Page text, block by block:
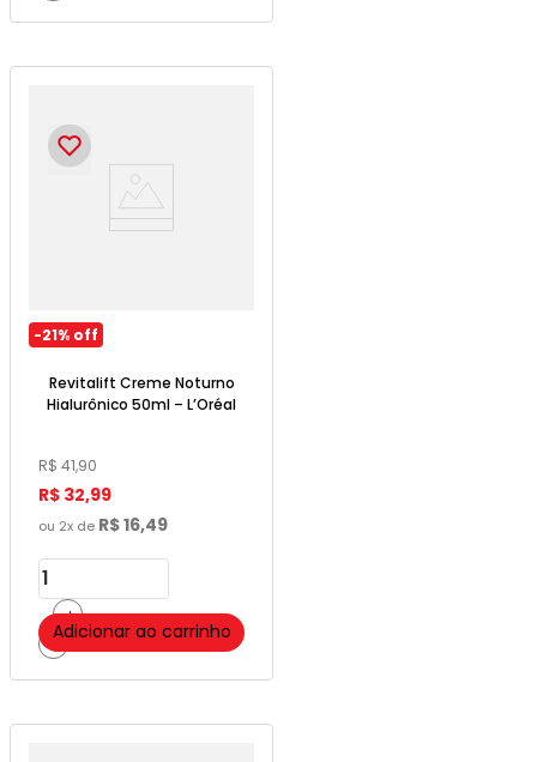
-21% off
Revitalift Creme Noturno
Hialurônico 50ml – L’Oréal
R$ 41,90
R$ 32,99
ou 2x de R$16,49
＋
－Adicionar ao carrinho